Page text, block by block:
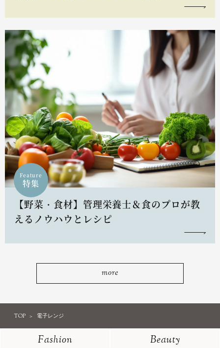
Feature
特集
【野菜・食材】管理栄養士＆食のプロが教
えるノウハウとレシピ
more
TOP 電子レンジ
Fashion
Beauty